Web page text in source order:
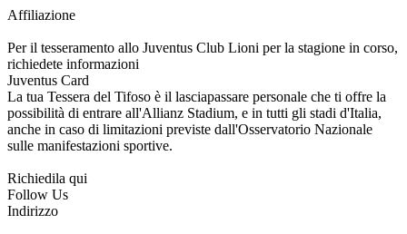
Affiliazione
Per il tesseramento allo Juventus Club Lioni per la stagione in corso,
richiedete informazioni
Juventus Card
La tua Tessera del Tifoso è il lasciapassare personale che ti offre la
possibilità di entrare all'Allianz Stadium, e in tutti gli stadi d'Italia,
anche in caso di limitazioni previste dall'Osservatorio Nazionale
sulle manifestazioni sportive.
Richiedila qui
Follow Us
Indirizzo